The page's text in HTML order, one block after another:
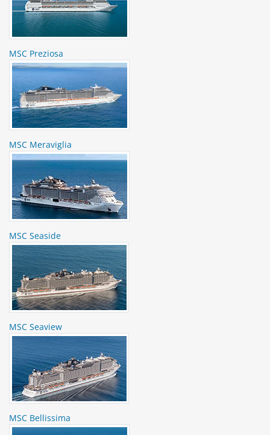
MSC Preziosa
MSC Meraviglia
MSC Seaside
MSC Seaview
MSC Bellissima